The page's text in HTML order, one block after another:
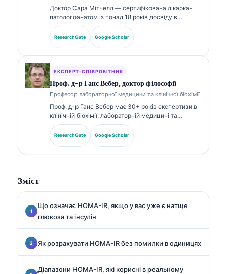
Доктор Сара Мітчелл — сертифікована лікарка-
патологоанатом із понад 18 років досвіду в
лабораторній медицині та діагностичному аналізі.
Вона має спеціалізовані сертифікати з клінічної
хімії та широко публікувалася щодо панелей
ResearchGate Google Scholar
ЕКСПЕРТ-СПІВРОБІТНИК
Проф. д-р Ганс Вебер, доктор філософії
Професор лабораторної медицини та клінічної біохімії
Проф. д-р Ганс Вебер має 30+ років експертизи в
клінічній біохімії, лабораторній медицині та
дослідженнях біомаркерів. Колишній президент
Німецького товариства клінічної хімії, він
спеціалізується на аналізі діагностичних панелей,
ResearchGate Google Scholar
Зміст
Що означає HOMA-IR, якщо у вас уже є натще
глюкоза та інсулін
Як розрахувати HOMA-IR без помилки в одиницях
Діапазони HOMA-IR, які корисні в реальному